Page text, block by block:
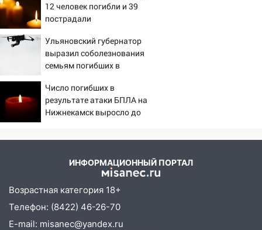
12 человек погибли и 39
пострадали
Ульяновский губернатор
выразил соболезнования
семьям погибших в
Число погибших в
результате атаки БПЛА на
Нижнекамск выросло до
ИНФОРМАЦИОННЫЙ ПОРТАЛ
Возрастная категория 18+
Телефон: (8422) 46-26-70
E-mail: misanec@yandex.ru